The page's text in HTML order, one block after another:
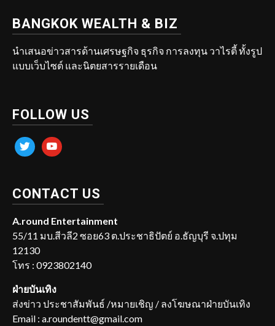
BANGKOK WEALTH & BIZ
นำเสนอข่าวสารด้านเศรษฐกิจ ธุรกิจ การลงทุน วาไรตี้ ทั้งรูป
แบบเว็บไซต์ และนิตยสารรายเดือน
FOLLOW US
twitter youtube
CONTACT US
A.round Entertainment
55/11 มบ.สีวลี2 ซอย63 ต.ประชาธิปัตย์ อ.ธัญบุรี จ.ปทุม
12130
โทร : 0923802140
ฝ่ายบันเทิง
ส่งข่าว ประชาสัมพันธ์ /หมายเชิญ / ลงโฆษณาฝ่ายบันเทิง
Email : a.roundentt@gmail.com